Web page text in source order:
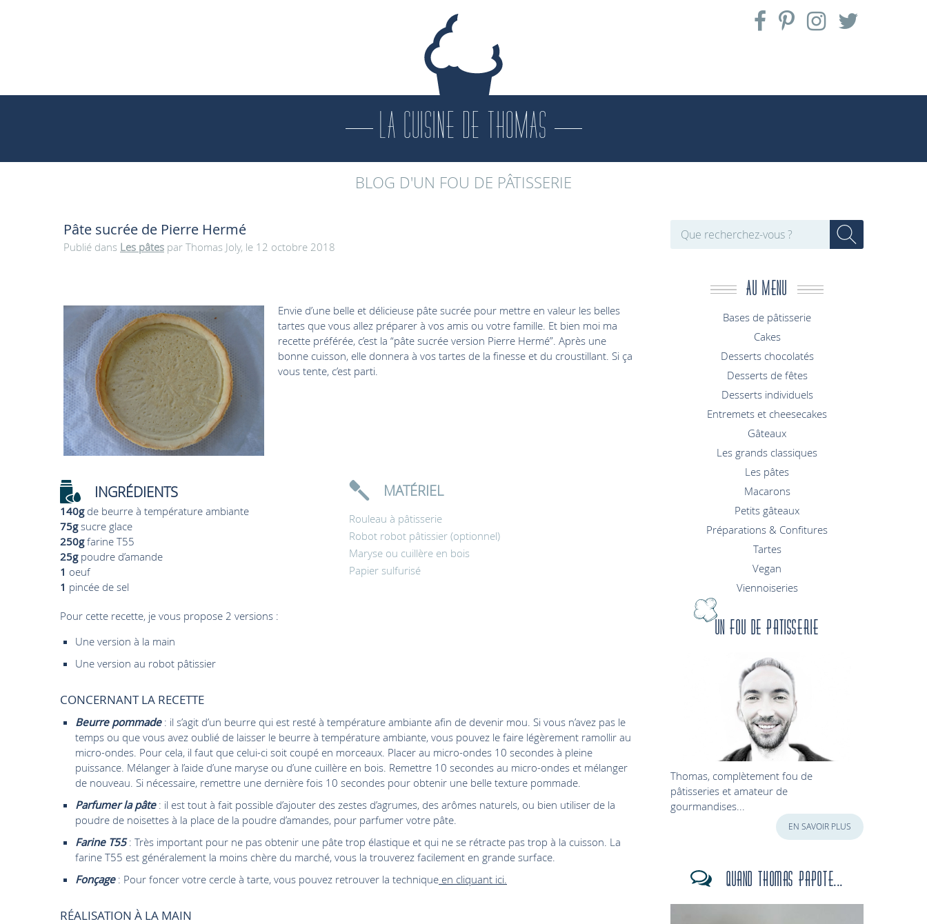
LA CUISINE DE THOMAS
BLOG D'UN FOU DE PÂTISSERIE
Pâte sucrée de Pierre Hermé
Publié dans Les pâtes par Thomas Joly, le 12 octobre 2018
Envie d’une belle et délicieuse pâte sucrée pour mettre en valeur les belles
tartes que vous allez préparer à vos amis ou votre famille. Et bien moi ma
recette préférée, c’est la “pâte sucrée version Pierre Hermé”. Après une
bonne cuisson, elle donnera à vos tartes de la finesse et du croustillant. Si ça
vous tente, c’est parti.
INGRÉDIENTS
140gde beurre à température ambiante
75gsucre glace
250gfarine T55
25gpoudre d’amande
1 oeuf
1 pincée de sel
MATÉRIEL
Rouleau à pâtisserie
Robot robot pâtissier (optionnel)
Maryse ou cuillère en bois
Papier sulfurisé
Pour cette recette, je vous propose 2 versions :
Une version à la main
Une version au robot pâtissier
CONCERNANT LA RECETTE
Beurre pommade: il s’agit d’un beurre qui est resté à température ambiante afin de devenir mou. Si vous n’avez pas le
temps ou que vous avez oublié de laisser le beurre à température ambiante, vous pouvez le faire légèrement ramollir au
micro-ondes. Pour cela, il faut que celui-ci soit coupé en morceaux. Placer au micro-ondes 10 secondes à pleine
puissance. Mélanger à l’aide d’une maryse ou d’une cuillère en bois. Remettre 10 secondes au micro-ondes et mélanger
de nouveau. Si nécessaire, remettre une dernière fois 10 secondes pour obtenir une belle texture pommade.
Parfumer la pâte : il est tout à fait possible d’ajouter des zestes d’agrumes, des arômes naturels, ou bien utiliser de la
poudre de noisettes à la place de la poudre d’amandes, pour parfumer votre pâte.
Farine T55: Très important pour ne pas obtenir une pâte trop élastique et qui ne se rétracte pas trop à la cuisson. La
farine T55 est généralement la moins chère du marché, vous la trouverez facilement en grande surface.
Fonçage: Pour foncer votre cercle à tarte, vous pouvez retrouver la technique en cliquant ici.
RÉALISATION À LA MAIN
AU MENU
Bases de pâtisserie
Cakes
Desserts chocolatés
Desserts de fêtes
Desserts individuels
Entremets et cheesecakes
Gâteaux
Les grands classiques
Les pâtes
Macarons
Petits gâteaux
Préparations & Confitures
Tartes
Vegan
Viennoiseries
Un fou de patisserie
Thomas, complètement fou de
pâtisseries et amateur de
gourmandises...
EN SAVOIR PLUS
Quand Thomas papote...